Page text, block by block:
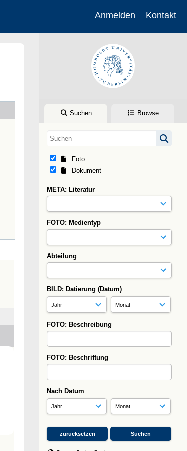
Anmelden Kontakt
Suchen Browse
Foto
Dokument
META: Literatur
FOTO: Medientyp
Abteilung
BILD: Datierung (Datum)
FOTO: Beschreibung
FOTO: Beschriftung
Nach Datum